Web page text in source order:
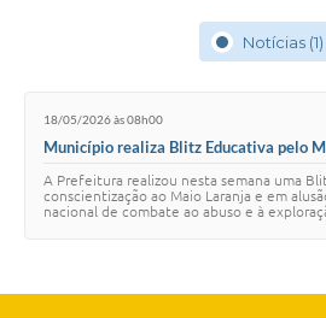
Notícias (1)
18/05/2026 às 08h00
Município realiza Blitz Educativa pelo
A Prefeitura realizou nesta semana uma
conscientização ao Maio Laranja e em
nacional de combate ao abuso e à